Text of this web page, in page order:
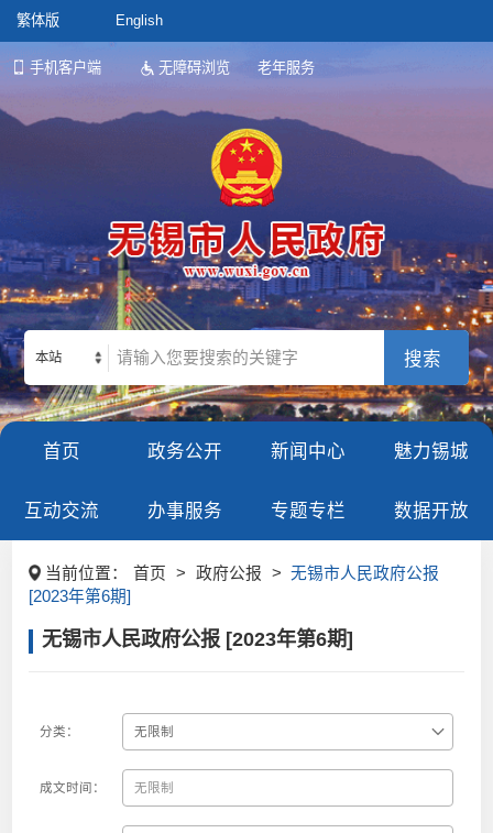
繁体版 English
手机客户端 无障碍浏览 老年服务
本站
首页 政务公开 新闻中心 魅力锡城
互动交流 办事服务 专题专栏 数据开放
当前位置： 首页 > 政府公报 > 无锡市人民政府公报
[2023年第6期]
无锡市人民政府公报 [2023年第6期]
分类：
成文时间：